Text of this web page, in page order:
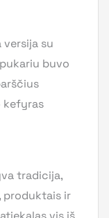
su
buvo
kefyras
tradicija,
produktais ir